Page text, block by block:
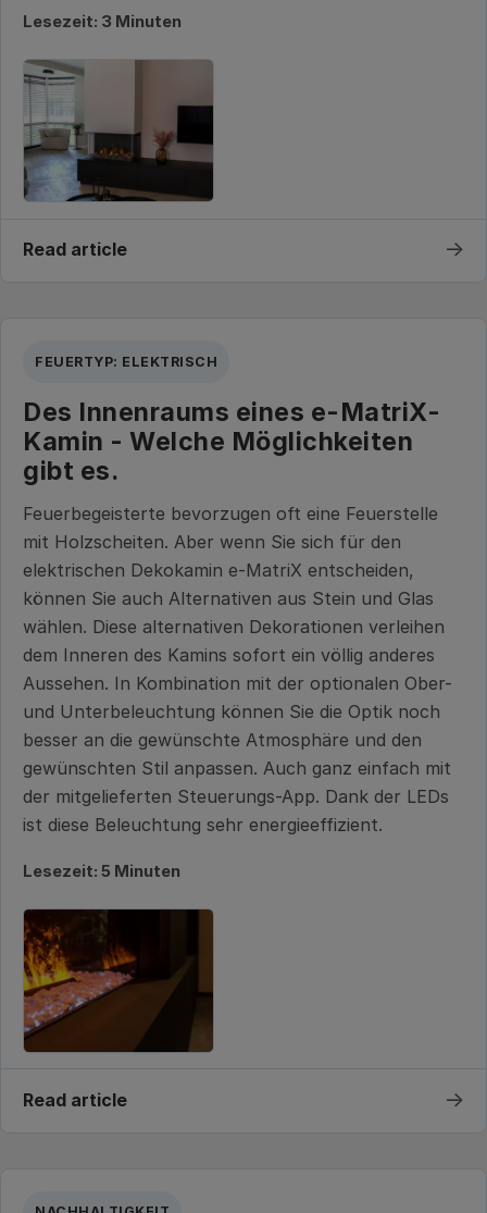
Lesezeit: 3 Minuten
Read article →
FEUERTYP: ELEKTRISCH
Des Innenraums eines e-MatriX-
Kamin - Welche Möglichkeiten
gibt es.
Feuerbegeisterte bevorzugen oft eine Feuerstelle
mit Holzscheiten. Aber wenn Sie sich für den
elektrischen Dekokamin e-MatriX entscheiden,
können Sie auch Alternativen aus Stein und Glas
wählen. Diese alternativen Dekorationen verleihen
dem Inneren des Kamins sofort ein völlig anderes
Aussehen. In Kombination mit der optionalen Ober-
und Unterbeleuchtung können Sie die Optik noch
besser an die gewünschte Atmosphäre und den
gewünschten Stil anpassen. Auch ganz einfach mit
der mitgelieferten Steuerungs-App. Dank der LEDs
ist diese Beleuchtung sehr energieeffizient.
Lesezeit: 5 Minuten
Read article →